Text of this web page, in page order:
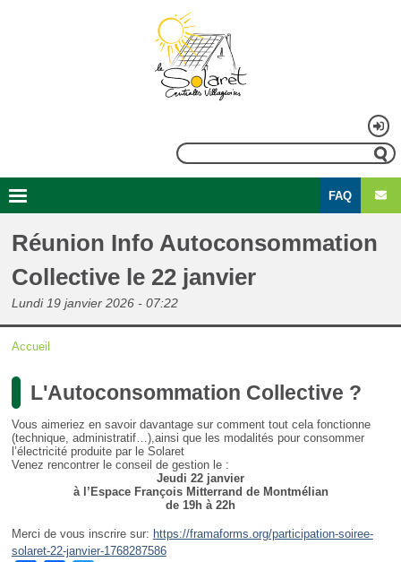
Rechercher
compte
de
l'utilisateur
Navigation
principale
menu
FAQ
Réunion Info Autoconsommation
Collective le 22 janvier
Lundi 19 janvier 2026 - 07:22
d'Ariane
Accueil
L'Autoconsommation Collective ?
Vous aimeriez en savoir davantage sur comment tout cela fonctionne
(technique, administratif…),ainsi que les modalités pour consommer
l’électricité produite par le Solaret
Venez rencontrer le conseil de gestion le :
Jeudi 22 janvier
à l’Espace François Mitterrand de Montmélian
de 19h à 22h
Merci de vous inscrire sur: https://framaforms.org/participation-soiree-
solaret-22-janvier-1768287586